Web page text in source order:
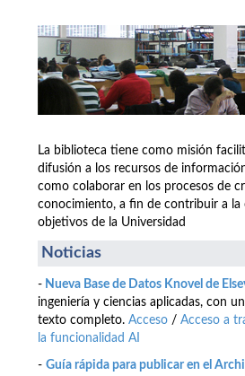
La biblioteca tiene como misión
difusión a los recursos de
como colaborar en los procesos de
conocimiento, a fin de contribuir a la
objetivos de la Universidad
Noticias
- Nueva Base de Datos Knovel de
ingeniería y ciencias aplicadas, con
texto completo. Acceso / Acceso a
la funcionalidad AI
- Guía rápida para publicar en el